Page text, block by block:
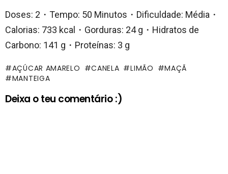
Doses: 2・Tempo: 50 Minutos・Dificuldade: Média・
Calorias: 733 kcal・Gorduras: 24 g・Hidratos de
Carbono: 141 g・Proteínas: 3 g
AÇÚCAR AMARELO CANELA LIMÃO
MAÇÃ
MANTEIGA
Deixa o teu comentário :)